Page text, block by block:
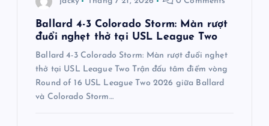
Ballard 4-3 Colorado Storm: Màn rượt
đuổi nghẹt thở tại USL League Two
Ballard 4-3 Colorado Storm: Màn rượt đuổi nghẹt
thở tại USL League Two Trận đấu tâm điểm vòng
Round of 16 USL League Two 2026 giữa Ballard
và Colorado Storm…